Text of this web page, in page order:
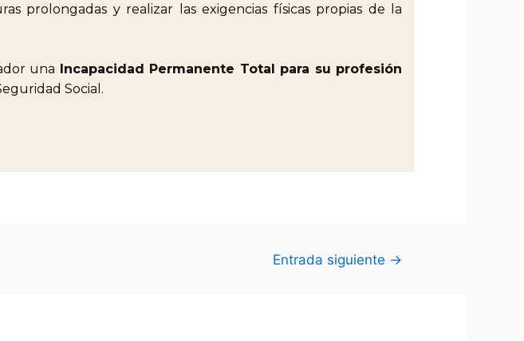
prolongadas y realizar las exigencias físicas propias de la
una
Incapacidad Permanente Total para su profesión
Social.
Entrada siguiente →